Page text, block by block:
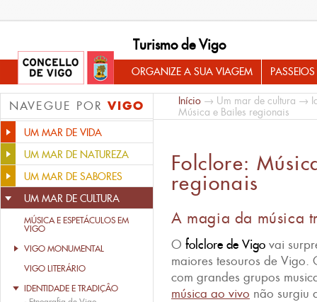
Turismo de Vigo
ORGANIZE A SUA VIAGEM
NAVEGUE POR VIGO
UM MAR DE VIDA
UM MAR DE NATUREZA
UM MAR DE SABORES
UM MAR DE CULTURA
MÚSICA E ESPETÁCULOS EM
VIGO
VIGO MONUMENTAL
VIGO LITERÁRIO
IDENTIDADE E TRADIÇÂO
Início → Um mar de cultura →
Música e Bailes regionais
Folclore:
regionais
A magia da música
O folclore de Vigo vai
maiores tesouros de Vigo.
com grandes grupos
música ao vivo não surgiu